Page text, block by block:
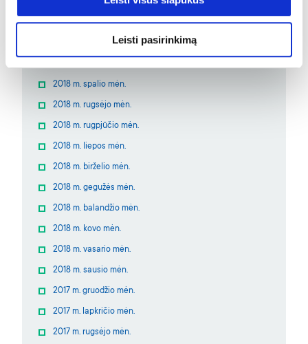
Leisti pasirinkimą
2019 m. vasario mėn.
2019 m. sausio mėn.
2018 m. gruodžio mėn.
2018 m. spalio mėn.
2018 m. rugsėjo mėn.
2018 m. rugpjūčio mėn.
2018 m. liepos mėn.
2018 m. birželio mėn.
2018 m. gegužės mėn.
2018 m. balandžio mėn.
2018 m. kovo mėn.
2018 m. vasario mėn.
2018 m. sausio mėn.
2017 m. gruodžio mėn.
2017 m. lapkričio mėn.
2017 m. rugsėjo mėn.